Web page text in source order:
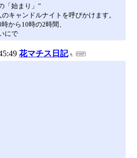
「始まり」”
キャンドルナイトを呼びかけます。
から10時の2時間、
にで
花マチス日記